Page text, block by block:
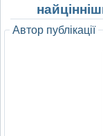
Автор публікації